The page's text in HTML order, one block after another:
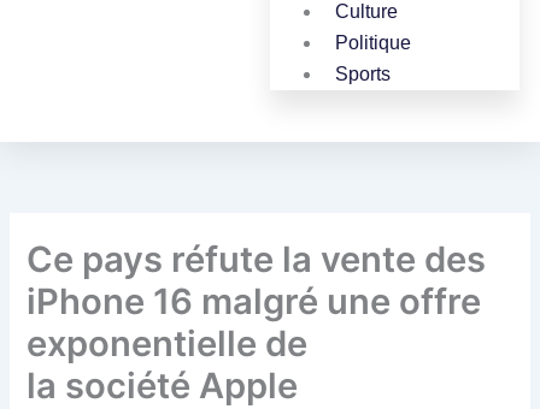
Culture
Politique
Sports
Ce pays réfute la vente des
iPhone 16 malgré une offre
exponentielle de
la société Apple